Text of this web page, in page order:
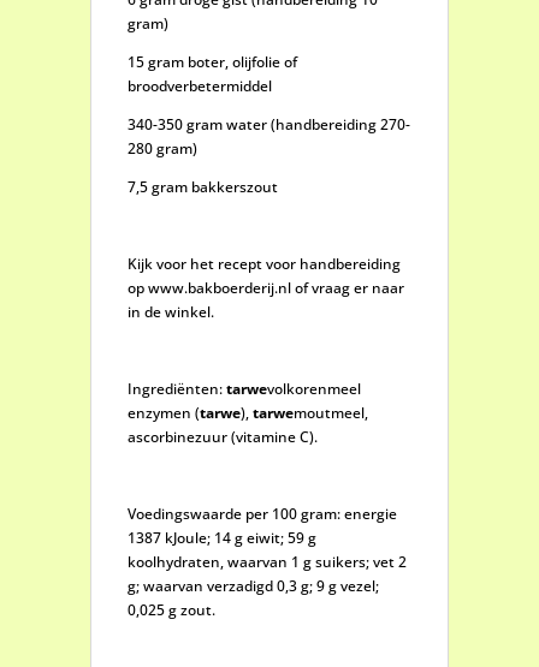
gram)
15 gram boter, olijfolie of
broodverbetermiddel
340-350 gram water (handbereiding 270-
280 gram)
7,5 gram bakkerszout
Kijk voor het recept voor handbereiding
op www.bakboerderij.nl of vraag er naar
in de winkel.
Ingrediënten:tarwevolkorenmeel
enzymen (tarwe),tarwemoutmeel,
ascorbinezuur (vitamine C).
Voedingswaarde per 100 gram: energie
1387 kJoule; 14 g eiwit; 59 g
koolhydraten, waarvan 1 g suikers; vet 2
g; waarvan verzadigd 0,3 g; 9 g vezel;
0,025 g zout.